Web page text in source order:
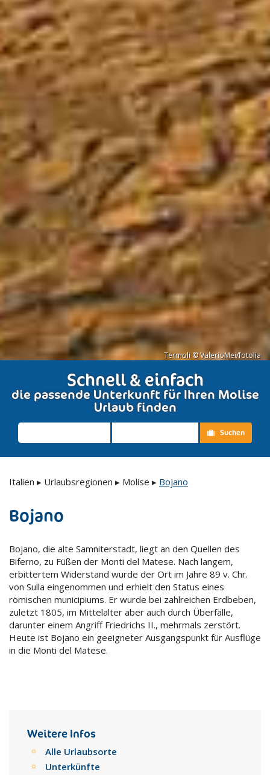
Termoli © ValerioMei/fotolia
Schnell & einfach
die passende Unterkunft für Ihren Molise
Urlaub finden
Suchen
Italien ▸ Urlaubsregionen ▸ Molise ▸ Bojano
Bojano
Bojano, die alte Samniterstadt, liegt an den Quellen des
Biferno, zu Füßen der Monti del Matese. Nach langem,
erbittertem Widerstand wurde der Ort im Jahre 89 v. Chr.
von Sulla eingenommen und erhielt den Status eines
römischen municipiums. Er wurde bei zahlreichen Erdbeben,
zuletzt 1805, im Mittelalter aber auch durch Überfälle,
darunter einem Angriff Friedrichs II., mehrmals zerstört.
Heute ist Bojano ein geeigneter Ausgangspunkt für Ausflüge
in die Monti del Matese.
Weitere Infos
Alle Urlaubsorte
Unterkünfte